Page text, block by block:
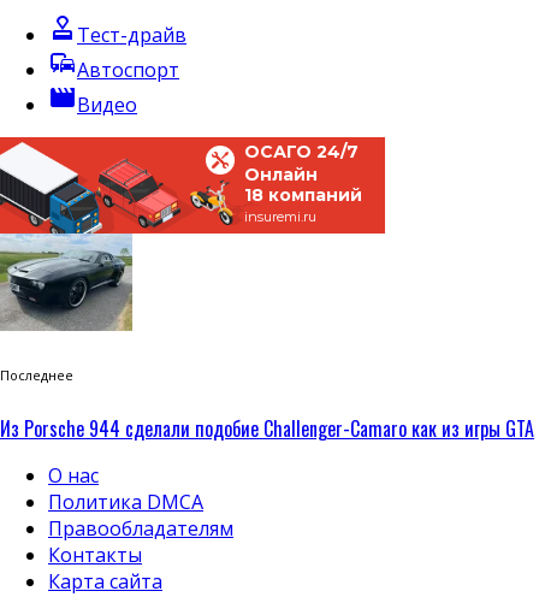
approval Тест-драйв
commuteАвтоспорт
movieВидео
ОСАГО 24/7
Онлайн
18 компаний
insuremi.ru
Последнее
Из Porsche 944 сделали подобие Challenger-Camaro как из игры GTA
О нас
Политика DMCA
Правообладателям
Контакты
Карта сайта